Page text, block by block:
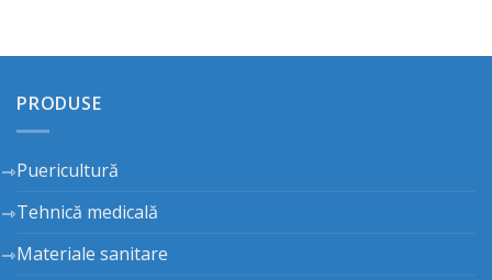
PRODUSE
Puericultură
Tehnică medicală
Materiale sanitare